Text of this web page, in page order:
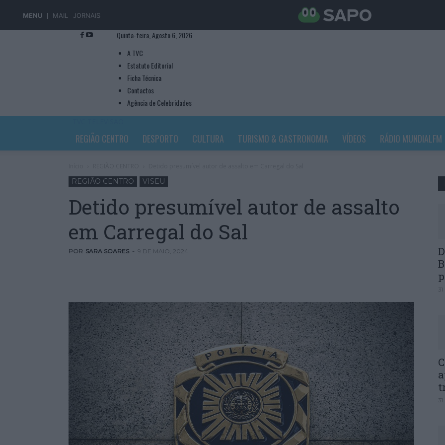
MENU MAIL JORNAIS
Quinta-feira, Agosto 6, 2026
A TVC
Estatuto Editorial
Ficha Técnica
Contactos
Agência de Celebridades
REGIÃO CENTRO DESPORTO CULTURA TURISMO & GASTRONOMIA VÍDEOS RÁDIO MUNDIALFM
REGIÃO CENTRO VISEU
Detido presumível autor de assalto
em Carregal do Sal
POR SARA SOARES - 9 DE MAIO, 2024